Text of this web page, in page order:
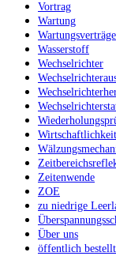
Vortrag
Wartung
Wartungsverträge
Wasserstoff
Wechselrichter
Wirtschaftlichkeit
Zeitenwende
ZOE
zu niedrige
Über uns
öffentlich